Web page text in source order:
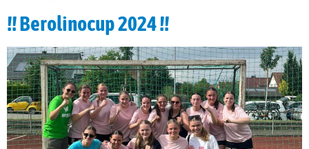
!! Berolinocup 2024 !!